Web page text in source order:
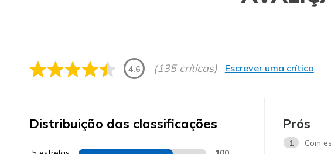
4.6 (135 críticas) Escrever uma crítica
Distribuição das classificações Prós
1 Com